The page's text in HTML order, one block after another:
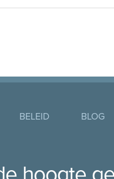
BELEID BLOG